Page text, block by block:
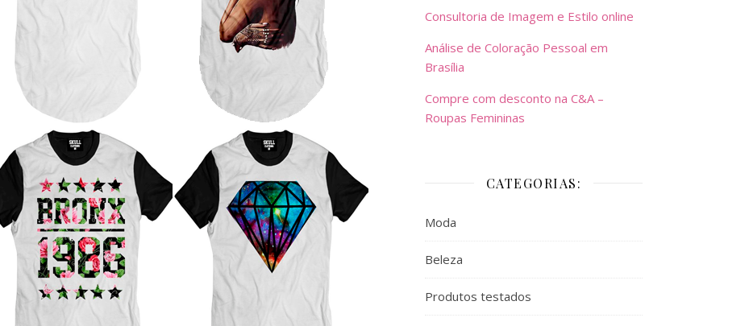
Consultoria de Imagem e Estilo online
Análise de Coloração Pessoal em
Brasília
Compre com desconto na C&A –
Roupas Femininas
CATEGORIAS:
Moda
Beleza
Produtos testados